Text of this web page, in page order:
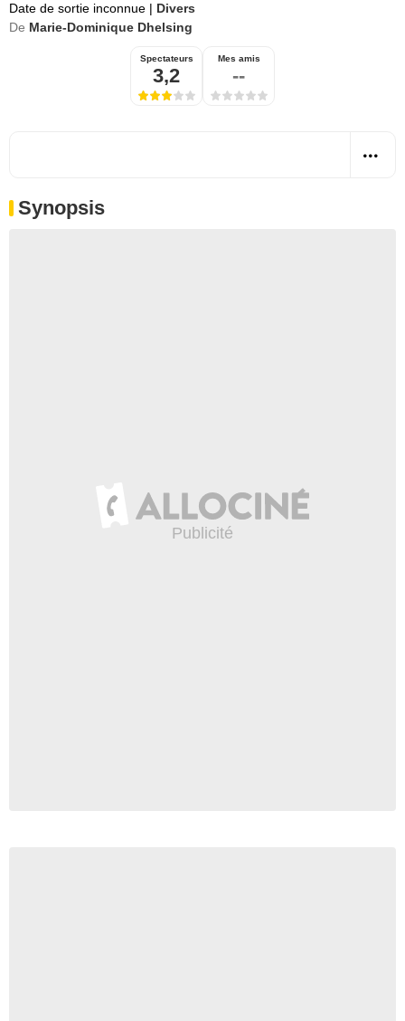
Date de sortie inconnue | Divers
De Marie-Dominique Dhelsing
Spectateurs
3,2
Mes amis
--
Synopsis